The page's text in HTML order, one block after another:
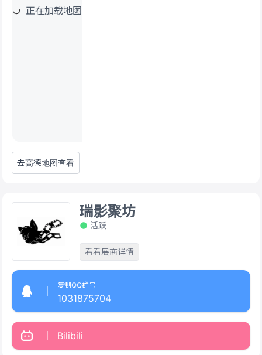
正在加载地图
去高德地图查看
瑞影聚坊
活跃
看看展商详情
复制QQ群号
1031875704
Bilibili